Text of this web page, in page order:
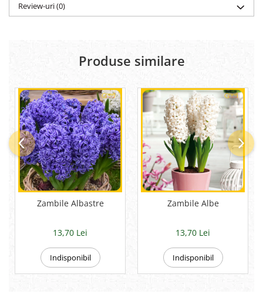
Review-uri(0)
Produse similare
Zambile Albastre
13,70 Lei
Indisponibil
Zambile Albe
13,70 Lei
Indisponibil